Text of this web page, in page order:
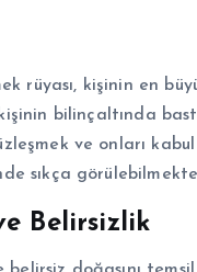
rüyası, kişinin en
bilinçaltında
ve onları
sıkça
Belirsizlik